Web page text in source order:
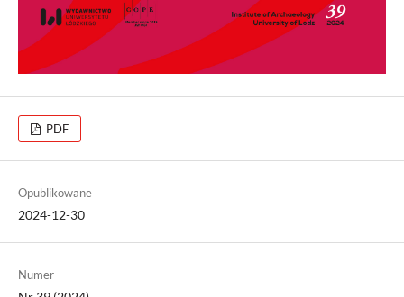
PDF
Opublikowane
2024-12-30
Numer